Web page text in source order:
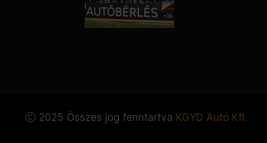
2025 Összes jog fenntartva KGYD Autó Kft.